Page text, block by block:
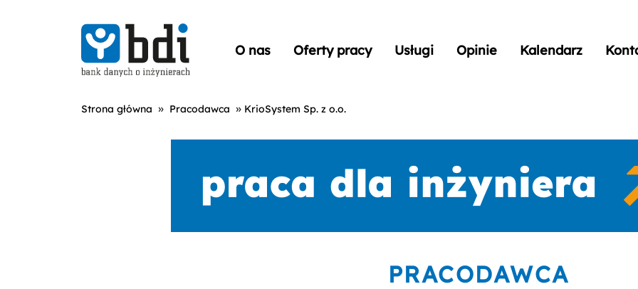
O nas Oferty pracy Usługi Opinie Kalendarz
Strona główna » Pracodawca » KrioSystem Sp. z o.o.
PRACODAWCA